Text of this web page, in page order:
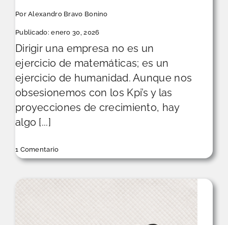
PorAlexandro Bravo Bonino
Publicado: enero 30, 2026
Dirigir una empresa no es un
ejercicio de matemáticas; es un
ejercicio de humanidad. Aunque nos
obsesionemos con los Kpi’s y las
proyecciones de crecimiento, hay
algo [...]
1 Comentarioon
quién
y